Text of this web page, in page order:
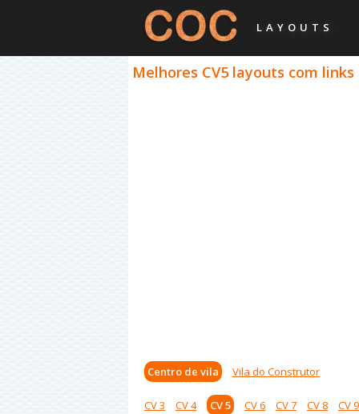
LAYOUTS
Melhores CV5 layouts com
Centro de vila Vila do Construtor
CV 3 CV 4 CV 5 CV 6 CV 7 CV 8 CV 9